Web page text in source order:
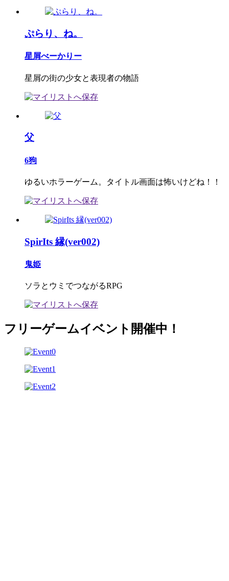
ぷらり、ね。
星屑べーかりー
星屑の街の少女と表現者の物語
父
6狗
ゆるいホラーゲーム。タイトル画面は怖いけどね！！
SpirIts 縁(ver002)
鬼姫
ソラとウミでつながるRPG
フリーゲームイベント開催中！